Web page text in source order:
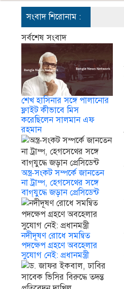
সংবাদ শিরোনাম :
সর্বশেষ সংবাদ
শেখ হাসিনার সঙ্গে পালানোর
ফ্লাইট কীভাবে মিস
করেছিলেন সালমান এফ
রহমান
অস্ত্র-সংকট সম্পর্কে জানতেন
না ট্রাম্প, হেগসেথের সঙ্গে
বাগ্‌যুদ্ধে জড়ান প্রেসিডেন্ট
নদীদূষণ রোধে সমন্বিত
পদক্ষেপ গ্রহণে অবহেলার
সুযোগ নেই: প্রধানমন্ত্রী